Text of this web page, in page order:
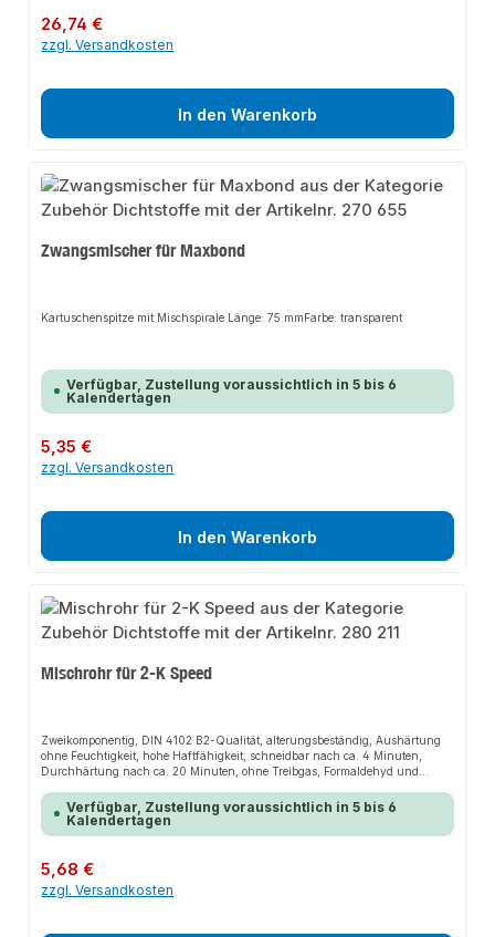
Regulärer Preis:
26,74 €
zzgl. Versandkosten
In den Warenkorb
Zwangsmischer für Maxbond
Kartuschenspitze mit Mischspirale Länge: 75 mmFarbe: transparent
Verfügbar, Zustellung voraussichtlich in 5 bis 6
Kalendertagen
Regulärer Preis:
5,35 €
zzgl. Versandkosten
In den Warenkorb
Mischrohr für 2-K Speed
Zweikomponentig, DIN 4102 B2-Qualität, alterungsbeständig, Aushärtung
ohne Feuchtigkeit, hohe Haftfähigkeit, schneidbar nach ca. 4 Minuten,
Durchhärtung nach ca. 20 Minuten, ohne Treibgas, Formaldehyd und
spannungsfreies Aushärten, wiederverwendbar nach Mischrohrwechsel, für
Reperaturen bestens geeignet.AnwendungsbereicheEinschäumen von
Türzargen, Befestigen von Treppenstufen und Fensterbänken,
von Rohren und Elektroinstallationen, Abdichten im Dach- und
Wandbereich.
Verfügbar, Zustellung voraussichtlich in 5 bis 6
Kalendertagen
Regulärer Preis:
5,68 €
zzgl. Versandkosten